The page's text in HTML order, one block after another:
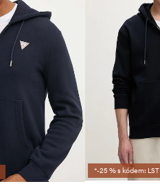
*-25 % s kódem: LST